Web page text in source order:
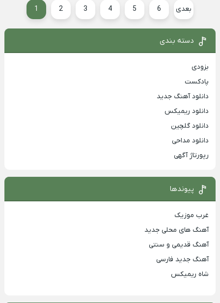
1 2 3 4 5 6 بعدی
دسته بندی
بزودی
پادکست
دانلود آهنگ جدید
دانلود ریمیکس
دانلود گلچین
دانلود مداحی
رپورتاژ آگهی
پیوندها
غرب موزیک
آهنگ های محلی جدید
آهنگ قدیمی و سنتی
آهنگ جدید فارسی
شاه ریمیکس